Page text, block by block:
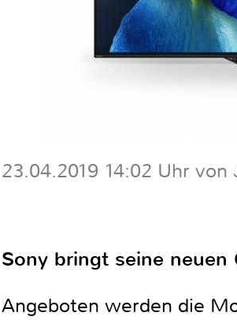
23.04.2019 14:02 Uhr von
Sony bringt seine neuen
Angeboten werden die